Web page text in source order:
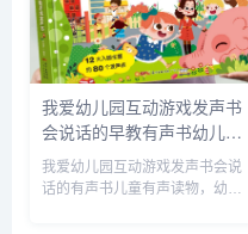
题，把握孩子成长关键期，培养
好习...
我爱幼儿园互动游戏发声书
会说话的早教有声书幼儿手
指点读发声书有声读物1-2-
3岁宝宝学说话书本适合一
我爱幼儿园互动游戏发声书会说
话的有声书儿童有声读物，幼儿